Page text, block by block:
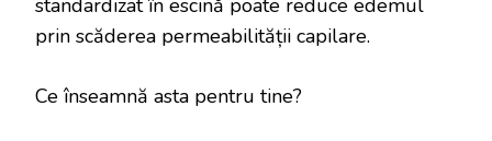
standardizat în escină poate reduce edemul
prin scăderea permeabilității capilare.
Ce înseamnă asta pentru tine?